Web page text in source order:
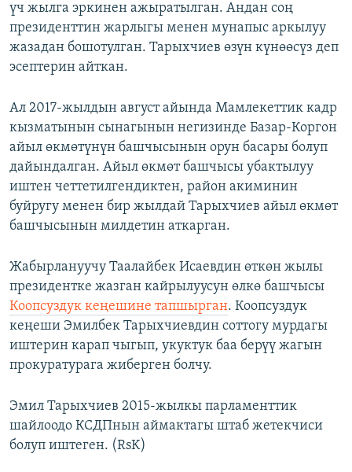
үч жылга эркинен ажыратылган. Андан соң
президенттин жарлыгы менен мунапыс аркылуу
жазадан бошотулган. Тарыхчиев өзүн күнөөсүз деп
эсептерин айткан.
Ал 2017-жылдын август айында Мамлекеттик кадр
кызматынын сынагынын негизинде Базар-Коргон
айыл өкмөтүнүн башчысынын орун басары болуп
дайындалган. Айыл өкмөт башчысы убактылуу
иштен четтетилгендиктен, район акиминин
буйругу менен бир жылдай Тарыхчиев айыл өкмөт
башчысынын милдетин аткарган.
Жабырлануучу Таалайбек Исаевдин өткөн жылы
президентке жазган кайрылуусун өлкө башчысы
Коопсуздук кеңешине тапшырган. Коопсуздук
кеңеши Эмилбек Тарыхчиевдин соттогу мурдагы
иштерин карап чыгып, укуктук баа берүү жагын
прокуратурага жиберген болчу.
Эмил Тарыхчиев 2015-жылкы парламенттик
шайлоодо КСДПнын аймактагы штаб жетекчиси
болуп иштеген. (RsK)